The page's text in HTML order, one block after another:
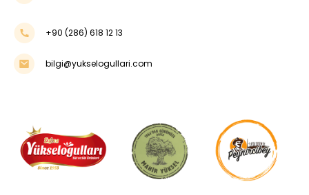
+90 (286) 618 12 13
bilgi@yukselogullari.com